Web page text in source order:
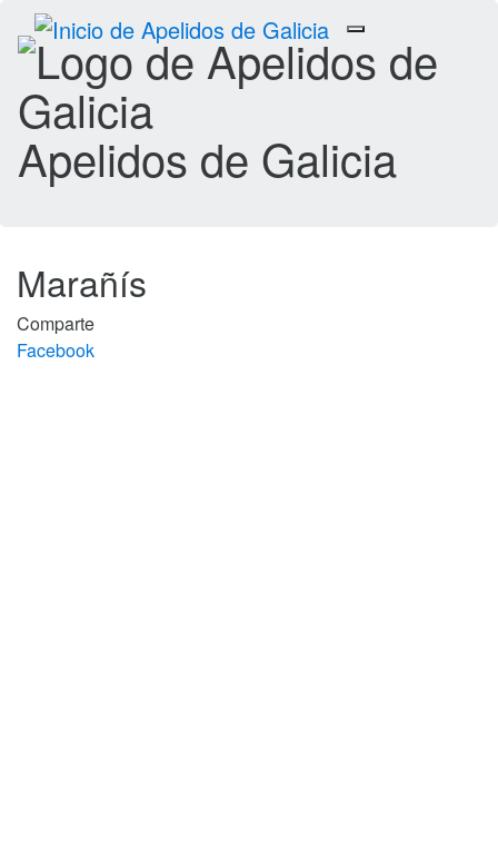
Toggle
navigation
Apelidos de Galicia
Marañís
Comparte
Facebook